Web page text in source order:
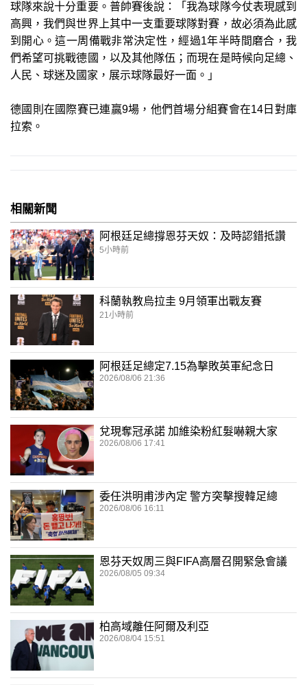
球隊來說十分重要。普帥賽後說：「我為球隊今仗表現感到
高興，我們與世界上其中一支重要球隊對賽，故必須為此感
到開心。這一周備戰非常決定性，經過1年半時間磨合，我
們希望可挑戰德國，以及其他隊伍；而現在是時候向足總、
人民、球迷及國家，展示球隊最好一面。」
德國則在國際賽已連贏9場，他們首場分組賽會在14日對庫
拉索。
相關新聞
阿根廷足總撐恩芬天奴：及時認錯抵讚
5小時前
科蘭執教烏拉圭 9月領軍出戰友賽
21小時前
阿根廷足總定7.15為擊敗英軍紀念日
2026/08/06 21:36
兌現奪冠承諾 加維染粉紅髮嚇親大家
2026/08/06 17:41
委任洪明甫涉內定 警方突擊搜韓足總
2026/08/06 16:11
恩芬天奴周三與FIFA高層召開緊急會議
2026/08/05 09:34
柏高域離任阿爾及利亞
2026/08/04 15:51